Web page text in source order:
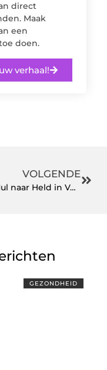
direct
Maak
een
doen.
verhaal!
VOLGENDE
Van Nul naar Held in Veiligheidsbewustzijn met de Safety Culture Ladder
GEZONDHEID